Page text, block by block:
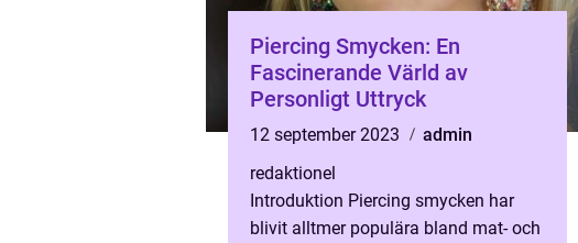
Piercing Smycken: En
Fascinerande Värld av
Personligt Uttryck
12 september 2023
admin
redaktionel
Introduktion Piercing smycken har
blivit alltmer populära bland mat- och